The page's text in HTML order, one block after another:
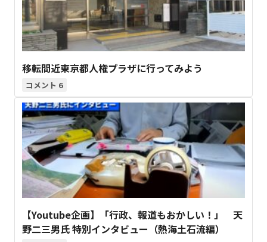
移転間近東京都人権プラザに行ってみよう
6
【Youtube企画】「行政、報道もおかしい！」 天
野二三男氏 特別インタビュー（熱海土石流編）